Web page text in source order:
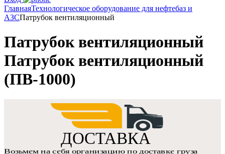
ГлавнаяТехнологическое оборудование для нефтебаз и
АЗСПатрубок вентиляционный
Патрубок вентиляционный
Патрубок вентиляционный
(ПВ-1000)